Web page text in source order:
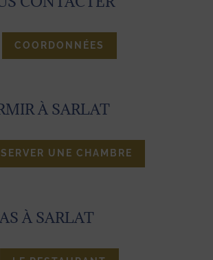
COORDONNÉES
À SARLAT
UNE CHAMBRE
À SARLAT